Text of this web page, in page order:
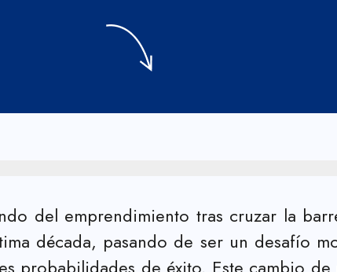
del emprendimiento tras cruzar la
década, pasando de ser un desafío